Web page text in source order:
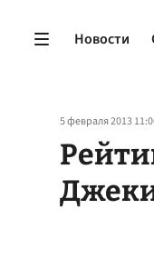
Новости
5 февраля 2013